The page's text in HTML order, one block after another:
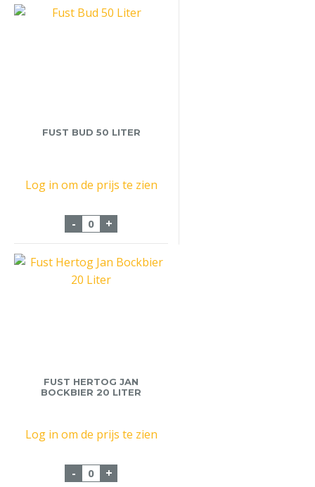
FUST BUD 50 LITER
Log in om de prijs te zien
- Fust Bud 50 Liter aantal
+
FUST HERTOG JAN
BOCKBIER 20 LITER
Log in om de prijs te zien
- Fust Hertog Jan Bockbier 20 Liter aantal
+